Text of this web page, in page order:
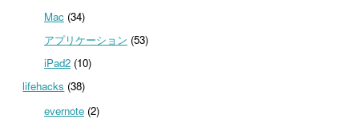
Mac(34)
アプリケーション (53)
iPad2(10)
lifehacks (38)
evernote(2)